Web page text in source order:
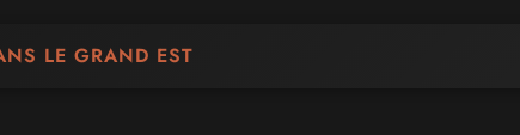
LE GRAND EST